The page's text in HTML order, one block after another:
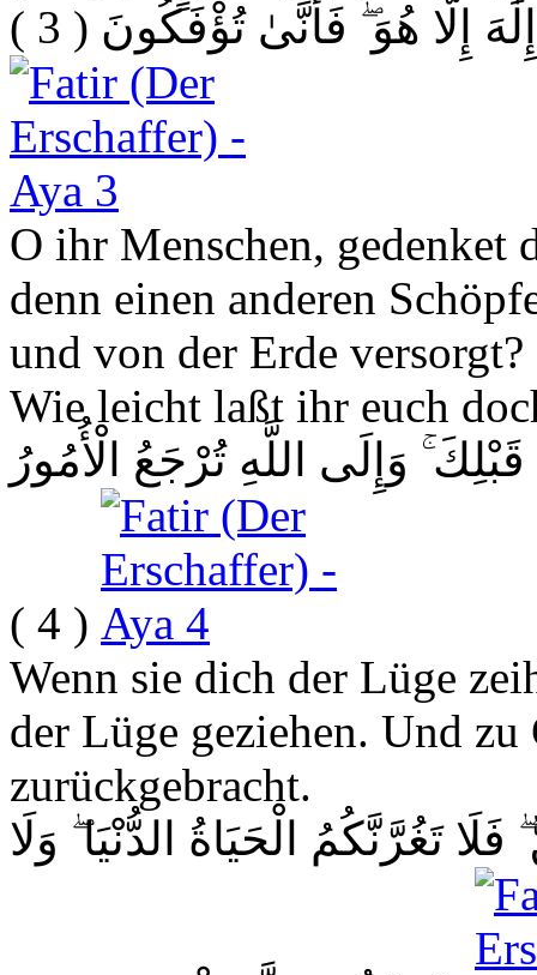
إِلَّا هُوَ ۖ فَأَنَّىٰ تُؤْفَكُونَ ( 3 )
O ihr Menschen, gedenket
denn einen anderen
und von der Erde
Wie leicht laßt ihr euch
وَإِلَى اللَّهِ تُرْجَعُ الْأُمُورُ
( 4 )
Wenn sie dich der Lüge
der Lüge geziehen. Und
zurückgebracht.
تَغُرَّنَّكُمُ الْحَيَاةُ الدُّنْيَا ۖ وَلَا